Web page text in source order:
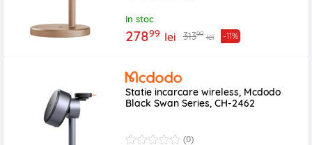
In stoc
27899 lei 31399 lei -11%
Statie incarcare wireless, Mcdodo
Black Swan Series, CH-2462
(0)